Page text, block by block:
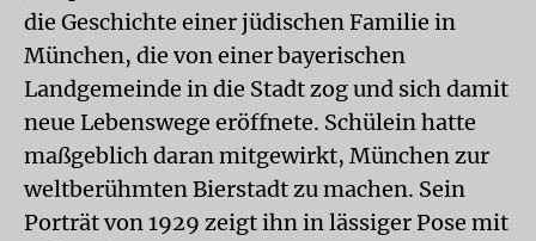
die Geschichte einer jüdischen Familie in
München, die von einer bayerischen
Landgemeinde in die Stadt zog und sich damit
neue Lebenswege eröffnete. Schülein hatte
maßgeblich daran mitgewirkt, München zur
weltberühmten Bierstadt zu machen. Sein
Porträt von 1929 zeigt ihn in lässiger Pose mit